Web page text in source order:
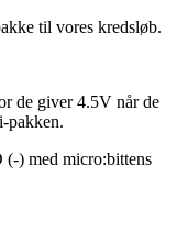
til vores kredsløb.
de giver 4.5V når de
pakken.
) med micro:bittens